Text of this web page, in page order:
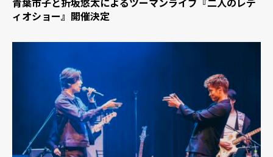
青葉市子と折坂悠太によるツーマンライブ『二人のレデ
ィオショー』開催決定